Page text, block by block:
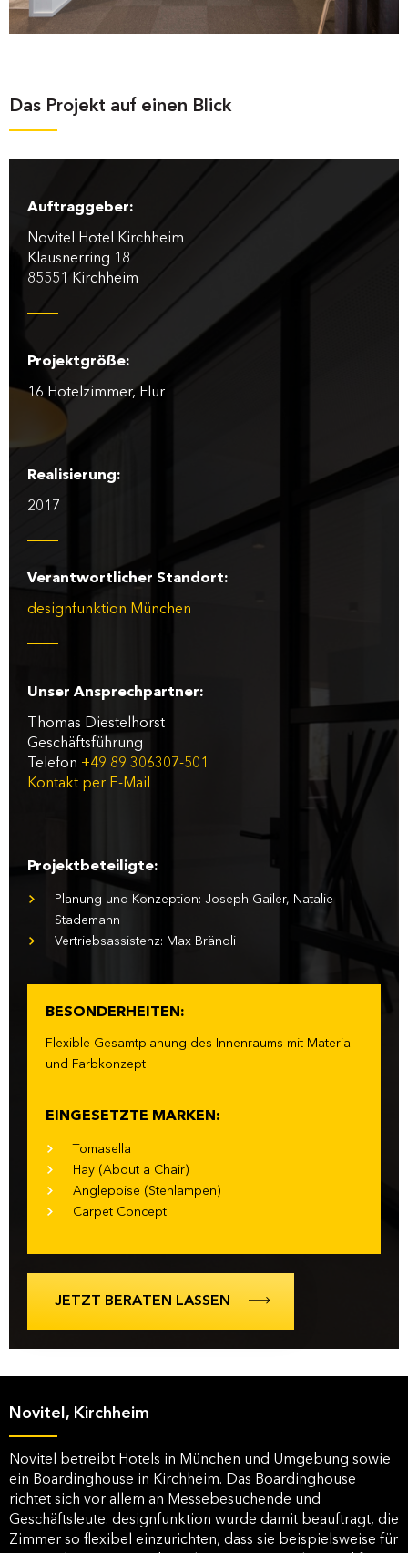
Das Projekt auf einen Blick
Auftraggeber:
Novitel Hotel Kirchheim
Klausnerring 18
85551 Kirchheim
Projektgröße:
16 Hotelzimmer, Flur
Realisierung:
2017
Verantwortlicher Standort:
designfunktion München
Unser Ansprechpartner:
Thomas Diestelhorst
Geschäftsführung
Telefon +49 89 306307-501
Kontakt per E-Mail
Projektbeteiligte:
Planung und Konzeption: Joseph Gailer, Natalie
Stademann
Vertriebsassistenz: Max Brändli
BESONDERHEITEN:
Flexible Gesamtplanung des Innenraums mit Material-
und Farbkonzept
EINGESETZTE MARKEN:
Tomasella
Hay (About a Chair)
Anglepoise (Stehlampen)
Carpet Concept
JETZT BERATEN LASSEN
Novitel, Kirchheim
Novitel betreibt Hotels in München und Umgebung sowie
ein Boardinghouse in Kirchheim. Das Boardinghouse
richtet sich vor allem an Messebesuchende und
Geschäftsleute. designfunktion wurde damit beauftragt, die
Zimmer so flexibel einzurichten, dass sie beispielsweise für